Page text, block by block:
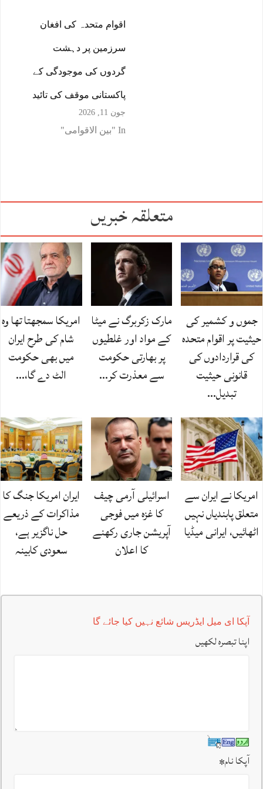
اقوام متحدہ کی افغان
سرزمین پر دہشت
گردوں کی موجودگی کے
پاکستانی موقف کی تائید
جون 11, 2026
In "بین الاقوامی"
متعلقہ خبریں
جموں و کشمیر کی
حیثیت پر اقوام متحدہ
کی قراردادوں کی
قانونی حیثیت
تبدیل…
مارک زکربرگ نے میٹا
کے مواد اور غلطیوں
پر بھارتی حکومت
سے معذرت کر…
امریکا سمجھتا تھا وہ
شام کی طرح ایران
میں بھی حکومت
الٹ دے گا،…
امریکا نے ایران سے
متعلق پابندیاں نہیں
اٹھائیں، ایرانی میڈیا
اسرائیلی آرمی چیف
کا غزہ میں فوجی
آپریشن جاری رکھنے
کا اعلان
ایران امریکا جنگ کا
مذاکرات کے ذریعے
حل ناگزیر ہے،
سعودی کابینہ
آپکا ای میل ایڈریس شائع نہیں کیا جائے گا
اپنا تبصرہ لکھیں
آپکا نام*